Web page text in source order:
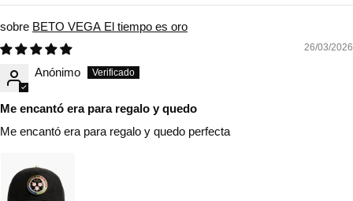
BETO VEGA El tiempo es oro
26/03/2026
Anónimo
Me encantó era para regalo y quedo
Me encantó era para regalo y quedo perfecta